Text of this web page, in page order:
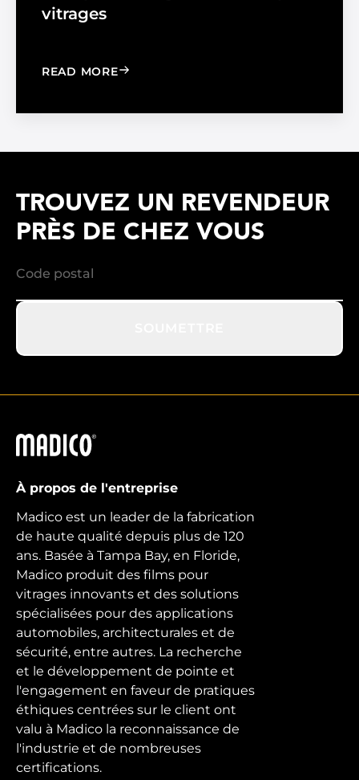
vitrages
READ MORE: WINDOW FILM VS. WINDOW
TROUVEZ UN REVENDEUR
PRÈS DE CHEZ VOUS
Madico
À propos de l'entreprise
Madico est un leader de la fabrication
de haute qualité depuis plus de 120
ans. Basée à Tampa Bay, en Floride,
Madico produit des films pour
vitrages innovants et des solutions
spécialisées pour des applications
automobiles, architecturales et de
sécurité, entre autres. La recherche
et le développement de pointe et
l'engagement en faveur de pratiques
éthiques centrées sur le client ont
valu à Madico la reconnaissance de
l'industrie et de nombreuses
certifications.